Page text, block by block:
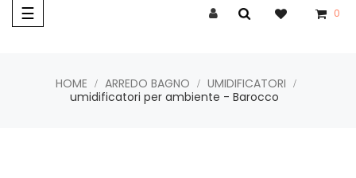
navigazione
Toggle
☰ 0
HOME ARREDO BAGNO
UMIDIFICATORI
umidificatori per ambiente - Barocco